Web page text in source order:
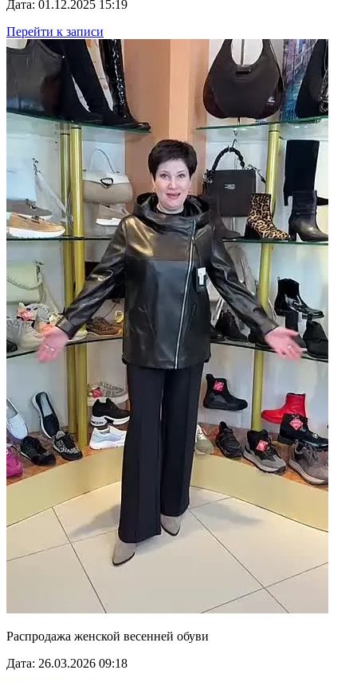
Дата: 01.12.2025 15:19
Перейти к записи
Распродажа женской весенней обуви
Дата: 26.03.2026 09:18